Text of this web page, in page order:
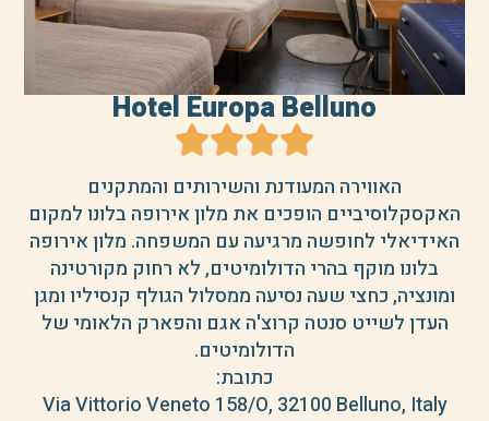
Hotel Europa Belluno
האווירה המעודנת והשירותים והמתקנים
האקסקלוסיביים הופכים את מלון אירופה בלונו למקום
האידיאלי לחופשה מרגיעה עם המשפחה. מלון אירופה
בלונו מוקף בהרי הדולומיטים, לא רחוק מקורטינה
ומונציה, כחצי שעה נסיעה ממסלול הגולף קנסיליו ומגן
העדן לשייט סנטה קרוצ'ה אגם והפארק הלאומי של
הדולומיטים.
כתובת:
Via Vittorio Veneto 158/O, 32100 Belluno, Italy